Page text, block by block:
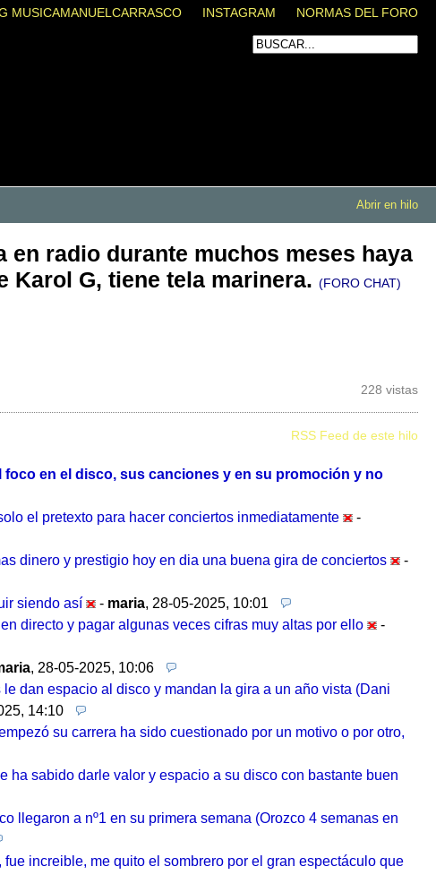
MUSICAMANUELCARRASCO INSTAGRAM NORMAS DEL FORO
Abrir en hilo
radio durante muchos meses haya
Karol G, tiene tela marinera. (FORO CHAT)
228 vistas
RSS Feed de este hilo
en el disco, sus canciones y en su promoción y no
el pretexto para hacer conciertos inmediatamente
-
dinero y prestigio hoy en dia una buena gira de conciertos
-
siendo así
- maria, 28-05-2025, 10:01
directo y pagar algunas veces cifras muy altas por ello
-
, 28-05-2025, 10:06
dan espacio al disco y mandan la gira a un año vista (Dani
14:10
su carrera ha sido cuestionado por un motivo o por otro,
ha sabido darle valor y espacio a su disco con bastante buen
llegaron a nº1 en su primera semana (Orozco 4 semanas en
increible, me quito el sombrero por el gran espectáculo que